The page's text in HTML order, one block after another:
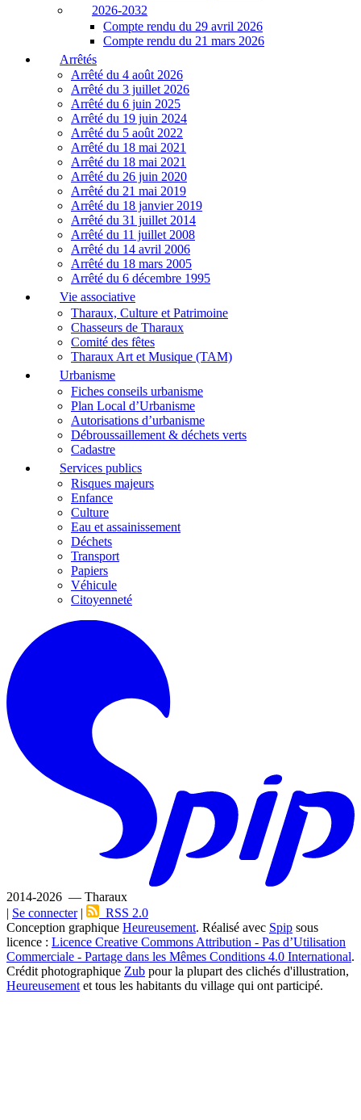
2026-2032
Compte rendu du 29 avril 2026
Compte rendu du 21 mars 2026
Arrêtés
Arrêté du 4 août 2026
Arrêté du 3 juillet 2026
Arrêté du 6 juin 2025
Arrêté du 19 juin 2024
Arrêté du 5 août 2022
Arrêté du 18 mai 2021
Arrêté du 18 mai 2021
Arrêté du 26 juin 2020
Arrêté du 21 mai 2019
Arrêté du 18 janvier 2019
Arrêté du 31 juillet 2014
Arrêté du 11 juillet 2008
Arrêté du 14 avril 2006
Arrêté du 18 mars 2005
Arrêté du 6 décembre 1995
Vie associative
Tharaux, Culture et Patrimoine
Chasseurs de Tharaux
Comité des fêtes
Tharaux Art et Musique (TAM)
Urbanisme
Fiches conseils urbanisme
Plan Local d’Urbanisme
Autorisations d’urbanisme
Débroussaillement & déchets verts
Cadastre
Services publics
Risques majeurs
Enfance
Culture
Eau et assainissement
Déchets
Transport
Papiers
Véhicule
Citoyenneté
2014-2026 — Tharaux
| Se connecter|
RSS 2.0
Conception graphique Heureusement. Réalisé avec Spip sous
licence : Licence Creative Commons Attribution - Pas d’Utilisation
Commerciale - Partage dans les Mêmes Conditions 4.0 International.
Crédit photographique Zub pour la plupart des clichés d'illustration,
Heureusement et tous les habitants du village qui ont participé.